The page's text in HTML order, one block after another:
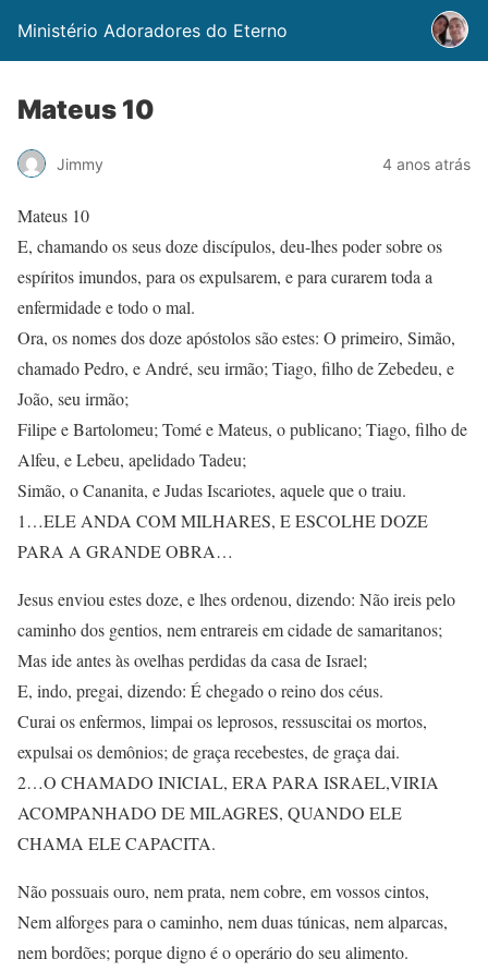
Ministério Adoradores do Eterno
Mateus 10
Jimmy 4 anos atrás
Mateus 10
E, chamando os seus doze discípulos, deu-lhes poder sobre os
espíritos imundos, para os expulsarem, e para curarem toda a
enfermidade e todo o mal.
Ora, os nomes dos doze apóstolos são estes: O primeiro, Simão,
chamado Pedro, e André, seu irmão; Tiago, filho de Zebedeu, e
João, seu irmão;
Filipe e Bartolomeu; Tomé e Mateus, o publicano; Tiago, filho de
Alfeu, e Lebeu, apelidado Tadeu;
Simão, o Cananita, e Judas Iscariotes, aquele que o traiu.
1…ELE ANDA COM MILHARES, E ESCOLHE DOZE
PARA A GRANDE OBRA…
Jesus enviou estes doze, e lhes ordenou, dizendo: Não ireis pelo
caminho dos gentios, nem entrareis em cidade de samaritanos;
Mas ide antes às ovelhas perdidas da casa de Israel;
E, indo, pregai, dizendo: É chegado o reino dos céus.
Curai os enfermos, limpai os leprosos, ressuscitai os mortos,
expulsai os demônios; de graça recebestes, de graça dai.
2…O CHAMADO INICIAL, ERA PARA ISRAEL,VIRIA
ACOMPANHADO DE MILAGRES, QUANDO ELE
CHAMA ELE CAPACITA.
Não possuais ouro, nem prata, nem cobre, em vossos cintos,
Nem alforges para o caminho, nem duas túnicas, nem alparcas,
nem bordões; porque digno é o operário do seu alimento.